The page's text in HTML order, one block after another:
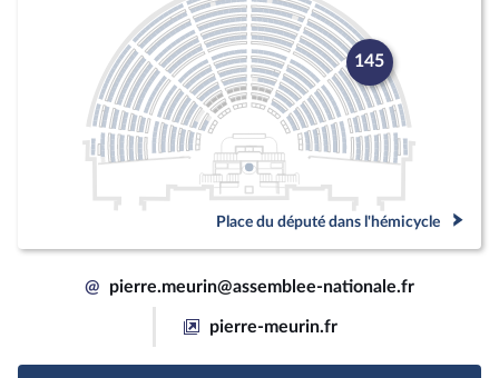
145
Place du député dans l'hémicycle
@ pierre.meurin@assemblee-nationale.fr
pierre-meurin.fr